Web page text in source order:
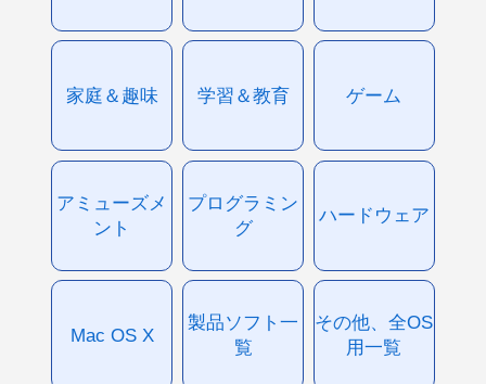
家庭＆趣味 学習＆教育 ゲーム
アミューズメ
ント
プログラミン
グ
ハードウェア
Mac OS X
製品ソフト一
覧
その他、全OS
用一覧